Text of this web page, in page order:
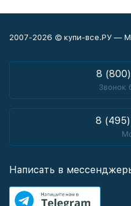
2007-2026 © купи-все.РУ —
8
Звонок
8
Написать в